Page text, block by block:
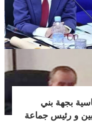
بجهة بني
و رئيس جماعة